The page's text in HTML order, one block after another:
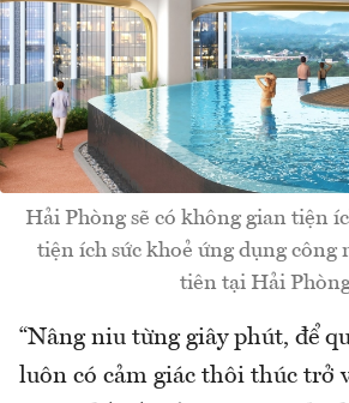
Hải Phòng sẽ có không gian tiện
tiện ích sức khoẻ ứng dụng công
tiên tại Hải
“Nâng niu từng giây phút, để
luôn có cảm giác thôi thúc trở